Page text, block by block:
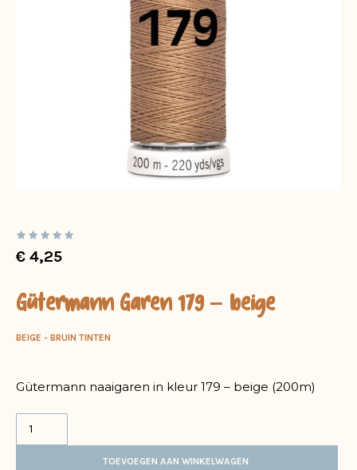
€ 4,25
Gütermann Garen 179 – beige
BEIGE - BRUIN TINTEN
Gütermann naaigaren in kleur 179 – beige (200m)
TOEVOEGEN AAN WINKELWAGEN